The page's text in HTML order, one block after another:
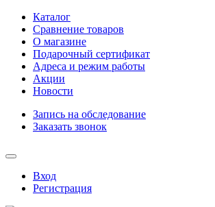
Каталог
Сравнение товаров
О магазине
Подарочный сертификат
Адреса и режим работы
Акции
Новости
Запись на обследование
Заказать звонок
Вход
Регистрация